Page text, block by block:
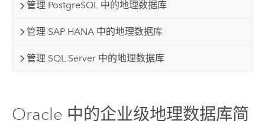
管理 PostgreSQL 中的地理数据库
管理 SAP HANA 中的地理数据库
管理 SQL Server 中的地理数据库
Oracle 中的企业级地理数据库简